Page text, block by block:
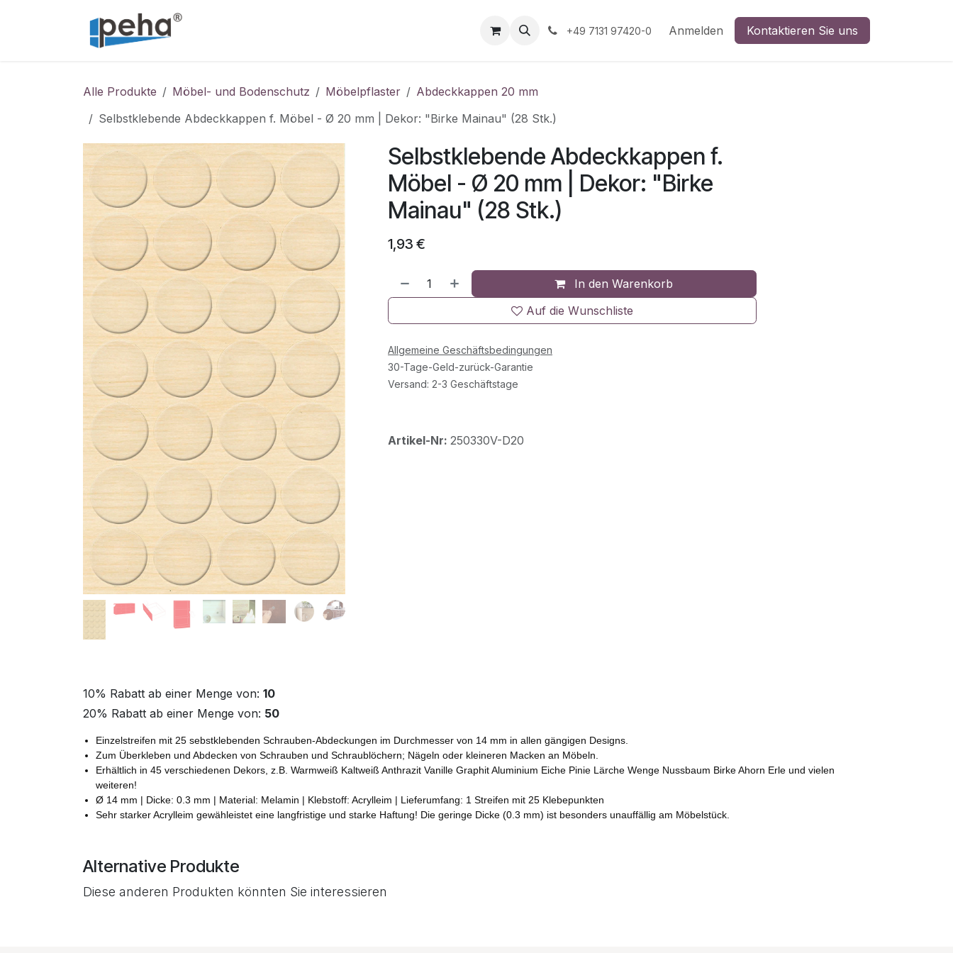
Informationen Shop Gewerbekunden
+49 7131 97420-0 Anmelden Kontaktieren Sie uns
Alle Produkte Möbel- und Bodenschutz Möbelpflaster
Abdeckkappen 20 mm
Selbstklebende Abdeckkappen f. Möbel - Ø 20 mm | Dekor: "Birke Mainau" (28 Stk.)
Selbstklebende Abdeckkappen f.
Möbel - Ø 20 mm | Dekor: "Birke
Mainau" (28 Stk.)
1,93 €
In den Warenkorb
Auf die Wunschliste
Allgemeine Geschäftsbedingungen
30-Tage-Geld-zurück-Garantie
Versand: 2-3 Geschäftstage
Artikel-Nr: 250330V-D20
10% Rabatt ab einer Menge von: 10
20% Rabatt ab einer Menge von: 50
Einzelstreifen mit 25 sebstklebenden Schrauben-Abdeckungen im Durchmesser von 14 mm in allen gängigen Designs.
Zum Überkleben und Abdecken von Schrauben und Schraublöchern; Nägeln oder kleineren Macken an Möbeln.
Erhältlich in 45 verschiedenen Dekors, z.B. Warmweiß Kaltweiß Anthrazit Vanille Graphit Aluminium Eiche Pinie Lärche Wenge Nussbaum Birke Ahorn Erle und vielen
weiteren!
Ø 14 mm | Dicke: 0.3 mm | Material: Melamin | Klebstoff: Acrylleim | Lieferumfang: 1 Streifen mit 25 Klebepunkten
Sehr starker Acrylleim gewähleistet eine langfristige und starke Haftung! Die geringe Dicke (0.3 mm) ist besonders unauffällig am Möbelstück.
Alternative Produkte
Diese anderen Produkten könnten Sie interessieren